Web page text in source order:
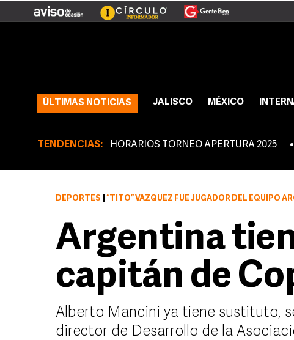
ÚLTIMAS NOTICIAS JALISCO MÉXICO
TENDENCIAS: HORARIOS TORNEO APERTURA 2025
DEPORTES “TITO” VÁZQUEZ FUE JUGADOR DEL EQUIPO ARGENTINO
Argentina
capitán de
Alberto Mancini ya tiene sustituto,
director de Desarrollo de la